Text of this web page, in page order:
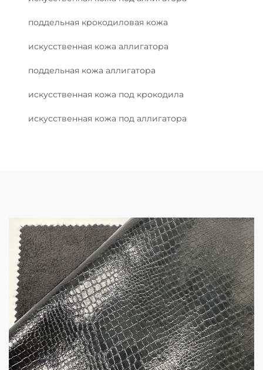
поддельная крокодиловая кожа
искусственная кожа аллигатора
поддельная кожа аллигатора
искусственная кожа под крокодила
искусственная кожа под аллигатора